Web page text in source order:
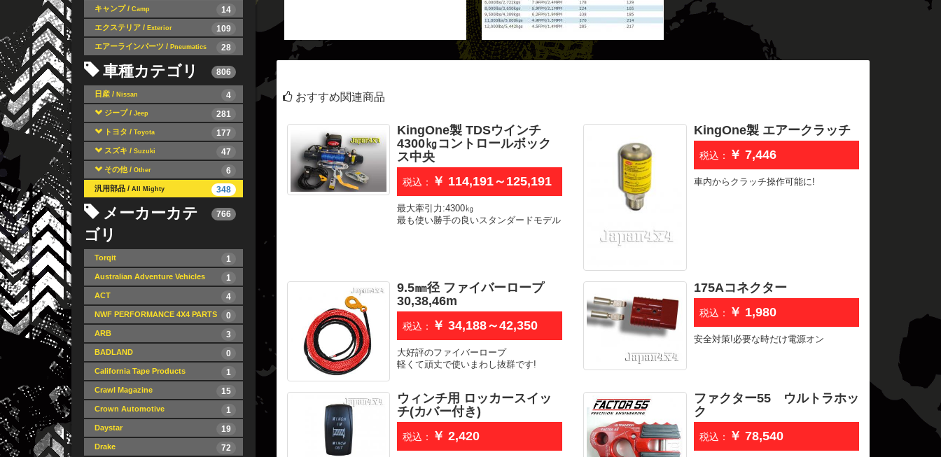
おすすめ関連商品
KingOne製 TDSウインチ
4300㎏コントロールボック
ス中央
税込： ￥ 114,191～125,191
最大牽引力:4300㎏
最も使い勝手の良いスタンダードモデル
KingOne製 エアークラッチ
税込： ￥ 7,446
車内からクラッチ操作可能に!
9.5㎜径 ファイバーロープ
30,38,46m
税込： ￥ 34,188～42,350
大好評のファイバーロープ
軽くて頑丈で使いまわし抜群です!
175Aコネクター
税込： ￥ 1,980
安全対策!必要な時だけ電源オン
ウィンチ用 ロッカースイッ
チ(カバー付き)
税込： ￥ 2,420
ファクター55 ウルトラホッ
ク
税込： ￥ 78,540
14
キャンプ / Camp
109
エクステリア / Exterior
28
エアーラインパーツ / Pneumatics
806
車種カテゴリ
4
日産 / Nissan
281
ジープ / Jeep
177
トヨタ / Toyota
47
スズキ / Suzuki
6
その他 / Other
348
汎用部品 / All Mighty
766
メーカーカテ
ゴリ
1
Torqit
1
Australian Adventure Vehicles
4
ACT
0
NWF PERFORMANCE 4X4 PARTS
3
ARB
0
BADLAND
1
California Tape Products
15
Crawl Magazine
1
Crown Automotive
19
Daystar
72
Drake